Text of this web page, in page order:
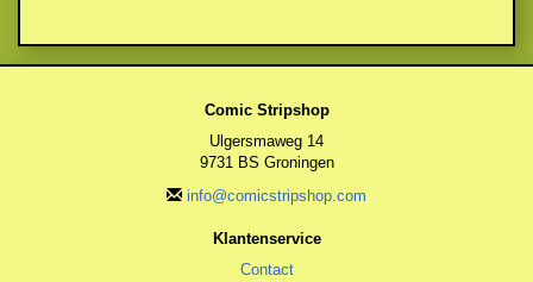
Comic Stripshop
Ulgersmaweg 14
9731 BS Groningen
info@comicstripshop.com
Klantenservice
Contact